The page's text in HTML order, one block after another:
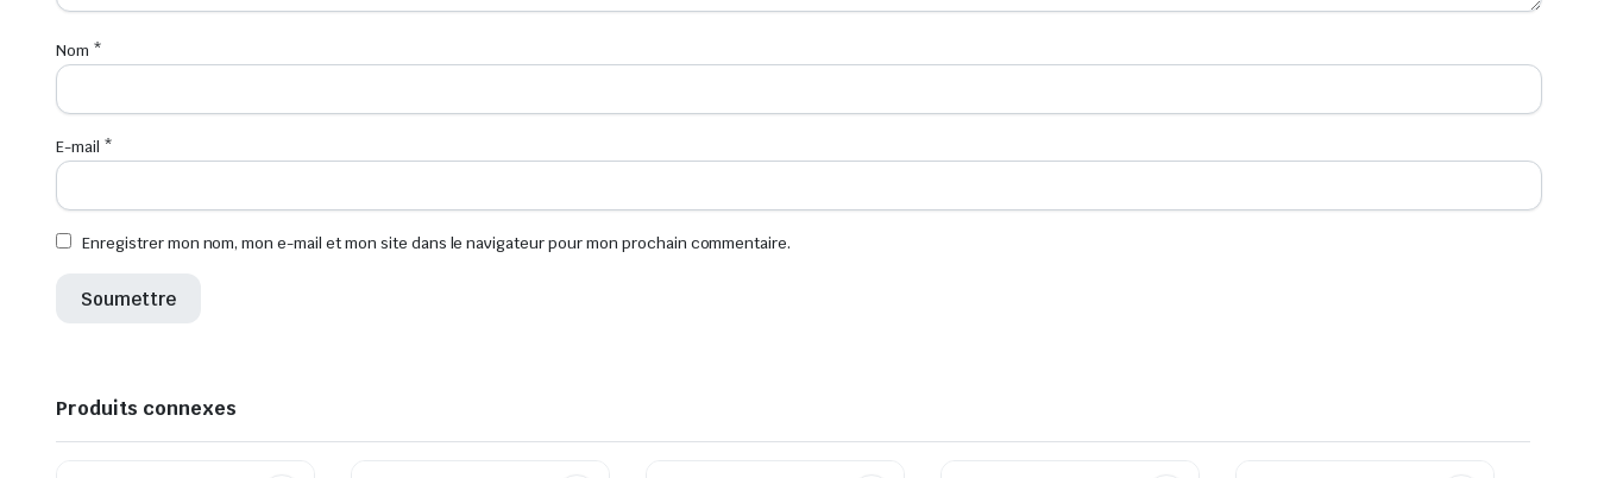
Nom *
E-mail *
Enregistrer mon nom, mon e-mail et mon site dans le navigateur pour mon prochain commentaire.
Produits connexes